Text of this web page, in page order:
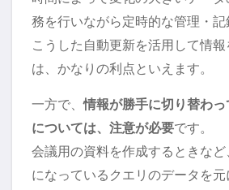
務を行いながら定時的な管理・記
こうした自動更新を活用して情
は、かなりの利点といえます。
一方で、情報が勝手に切り替わ
については、注意が必要です。
会議用の資料を作成するときな
になっているクエリのデータを元